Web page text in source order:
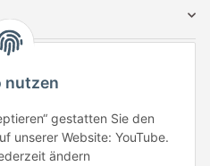
nutzen
gestatten Sie den
unserer Website: YouTube.
ändern